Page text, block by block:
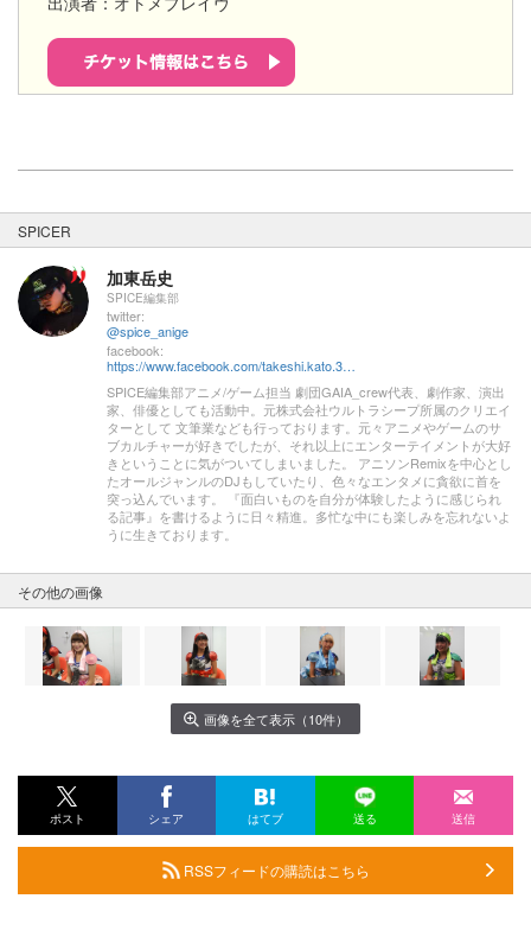
SPICER
加東岳史
SPICE編集部
twitter:
@spice_anige
facebook:
https://www.facebook.com/takeshi.kato.3557
SPICE編集部アニメ/ゲーム担当 劇団GAIA_crew代表、劇作家、演出
家、俳優としても活動中。元株式会社ウルトラシープ所属のクリエイ
ターとして 文筆業なども行っております。元々アニメやゲームのサ
ブカルチャーが好きでしたが、それ以上にエンターテイメントが大好
きということに気がついてしまいました。 アニソンRemixを中心とし
たオールジャンルのDJもしていたり、色々なエンタメに貪欲に首を
突っ込んでいます。 『面白いものを自分が体験したように感じられ
る記事』を書けるように日々精進。多忙な中にも楽しみを忘れないよ
うに生きております。
その他の画像
画像を全て表示（10件）
ポスト シェア はてブ 送る 送信
RSSフィードの購読はこちら